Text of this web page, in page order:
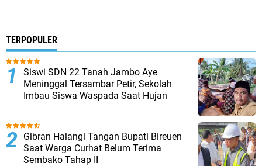
TERPOPULER
Siswi SDN 22 Tanah Jambo Aye
Meninggal Tersambar Petir, Sekolah
Imbau Siswa Waspada Saat Hujan
Gibran Halangi Tangan Bupati Bireuen
Saat Warga Curhat Belum Terima
Sembako Tahap II